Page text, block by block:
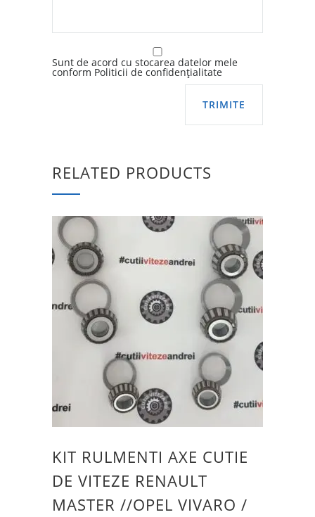
Sunt de acord cu stocarea datelor mele
conform Politicii de confidențialitate
RELATED PRODUCTS
KIT RULMENTI AXE CUTIE
DE VITEZE RENAULT
MASTER //OPEL VIVARO /